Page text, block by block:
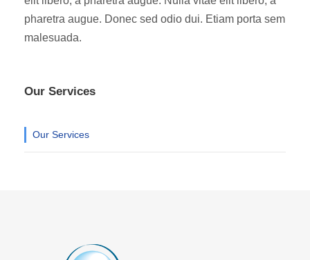
pharetra augue. Donec sed odio dui. Etiam porta sem
malesuada.
Our Services
Our Services